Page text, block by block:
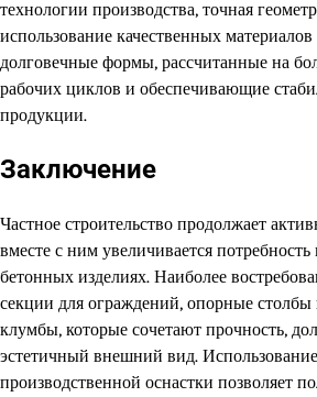
технологии производства, точная
использование качественных
долговечные формы, рассчитанные на
рабочих циклов и обеспечивающие
продукции.
Заключение
Частное строительство продолжает
вместе с ним увеличивается
бетонных изделиях. Наиболее
секции для ограждений, опорные столбы
клумбы, которые сочетают прочность,
эстетичный внешний вид.
производственной оснастки позволяет